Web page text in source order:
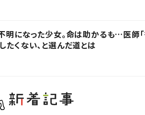
明になった少女。命は助かるも…医師
たくない、と選んだ道とは